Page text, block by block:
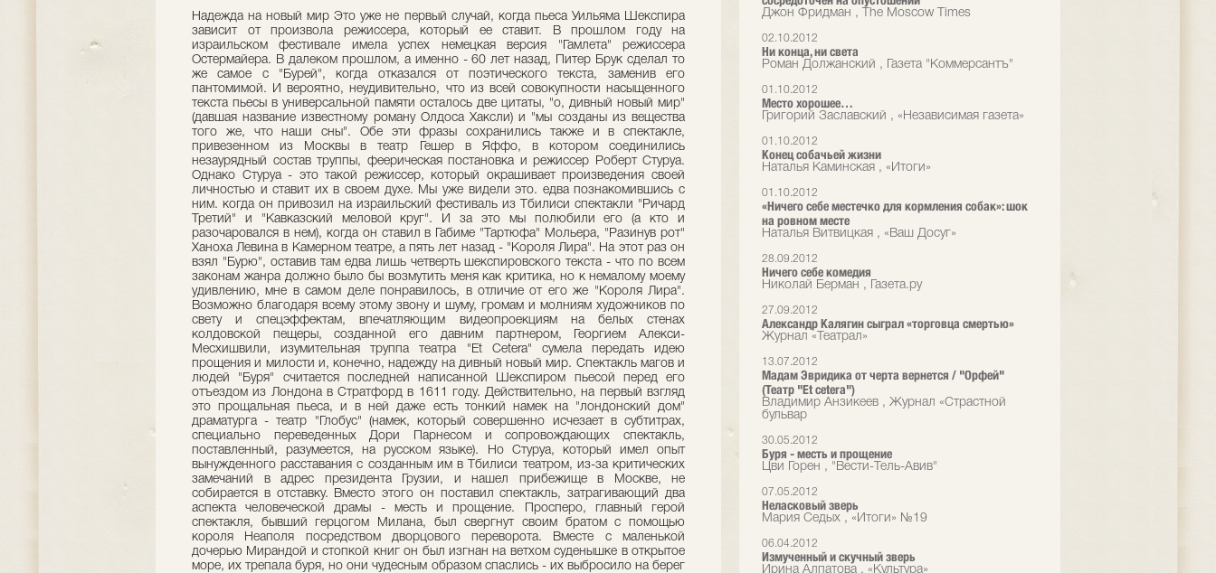
Джон Фридман , The Moscow Times
02.10.2012
Ни конца, ни света
Роман Должанский , Газета "Коммерсантъ"
01.10.2012
Место хорошее…
Григорий Заславский , «Независимая газета»
01.10.2012
Конец собачьей жизни
Наталья Каминская , «Итоги»
01.10.2012
«Ничего себе местечко для кормления собак»: шок
на ровном месте
Наталья Витвицкая , «Ваш Досуг»
28.09.2012
Ничего себе комедия
Николай Берман , Газета.ру
27.09.2012
Александр Калягин сыграл «торговца смертью»
Журнал «Театрал»
13.07.2012
Мадам Эвридика от черта вернется / "Орфей"
(Театр "Et cetera")
Владимир Анзикеев , Журнал «Страстной
бульвар
30.05.2012
Буря - месть и прощение
Цви Горен , "Вести-Тель-Авив"
07.05.2012
Неласковый зверь
Мария Седых , «Итоги» №19
06.04.2012
Измученный и скучный зверь
Ирина Алпатова , «Культура»
Надежда на новый мир Это уже не первый случай, когда пьеса Уильяма Шекспира
зависит от произвола режиссера, который ее ставит. В прошлом году на
израильском фестивале имела успех немецкая версия "Гамлета" режиссера
Остермайера. В далеком прошлом, а именно - 60 лет назад, Питер Брук сделал то
же самое с "Бурей", когда отказался от поэтического текста, заменив его
пантомимой. И вероятно, неудивительно, что из всей совокупности насыщенного
текста пьесы в универсальной памяти осталось две цитаты, "о, дивный новый мир"
(давшая название известному роману Олдоса Хаксли) и "мы созданы из вещества
того же, что наши сны". Обе эти фразы сохранились также и в спектакле,
привезенном из Москвы в театр Гешер в Яффо, в котором соединились
незаурядный состав труппы, феерическая постановка и режиссер Роберт Стуруа.
Однако Стуруа - это такой режиссер, который окрашивает произведения своей
личностью и ставит их в своем духе. Мы уже видели это. едва познакомившись с
ним. когда он привозил на израильский фестиваль из Тбилиси спектакли "Ричард
Третий" и "Кавказский меловой круг". И за это мы полюбили его (а кто и
разочаровался в нем), когда он ставил в Габиме "Тартюфа" Мольера, "Разинув рот"
Ханоха Левина в Камерном театре, а пять лет назад - "Короля Лира". На этот раз он
взял "Бурю", оставив там едва лишь четверть шекспировского текста - что по всем
законам жанра должно было бы возмутить меня как критика, но к немалому моему
удивлению, мне в самом деле понравилось, в отличие от его же "Короля Лира".
Возможно благодаря всему этому звону и шуму, громам и молниям художников по
свету и спецэффектам, впечатляющим видеопроекциям на белых стенах
колдовской пещеры, созданной его давним партнером, Георгием Алекси-
Месхишвили, изумительная труппа театра "Et Cetera" сумела передать идею
прощения и милости и, конечно, надежду на дивный новый мир. Спектакль магов и
людей "Буря" считается последней написанной Шекспиром пьесой перед его
отъездом из Лондона в Стратфорд в 1611 году. Действительно, на первый взгляд
это прощальная пьеса, и в ней даже есть тонкий намек на "лондонский дом"
драматурга - театр "Глобус" (намек, который совершенно исчезает в субтитрах,
специально переведенных Дори Парнесом и сопровождающих спектакль,
поставленный, разумеется, на русском языке). Но Стуруа, который имел опыт
вынужденного расставания с созданным им в Тбилиси театром, из-за критических
замечаний в адрес президента Грузии, и нашел прибежище в Москве, не
собирается в отставку. Вместо этого он поставил спектакль, затрагивающий два
аспекта человеческой драмы - месть и прощение. Просперо, главный герой
спектакля, бывший герцогом Милана, был свергнут своим братом с помощью
короля Неаполя посредством дворцового переворота. Вместе с маленькой
дочерью Мирандой и стопкой книг он был изгнан на ветхом суденышке в открытое
море, их трепала буря, но они чудесным образом спаслись - их выбросило на берег